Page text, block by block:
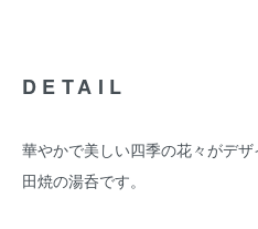
DETAIL
華やかで美しい四季の花々がデ
田焼の湯呑です。